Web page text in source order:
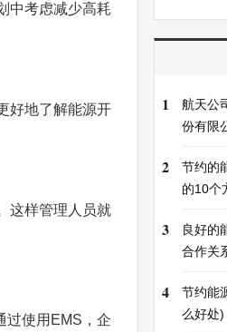
中考虑减少高耗
好地了解能源开
这样管理人员就
过使用EMS，企
1
航天公
份有限
2
节约的
的10个
3
良好的
合作关
4
节约能
么好处)